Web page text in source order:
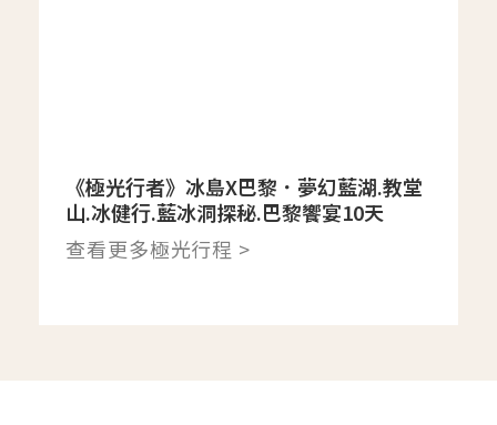
《極光行者》冰島X巴黎．夢幻藍湖.教堂
山.冰健行.藍冰洞探秘.巴黎饗宴10天
查看更多極光行程 >